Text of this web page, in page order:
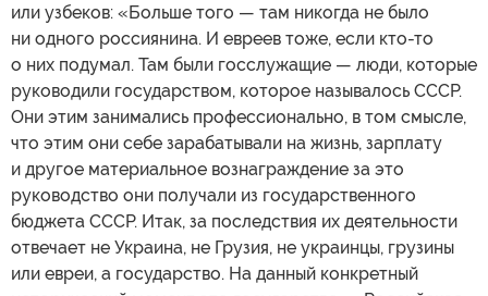
или узбеков: «Больше того — там никогда не было
ни одного россиянина. И евреев тоже, если кто-то
о них подумал. Там были госслужащие — люди, которые
руководили государством, которое называлось СССР.
Они этим занимались профессионально, в том смысле,
что этим они себе зарабатывали на жизнь, зарплату
и другое материальное вознаграждение за это
руководство они получали из государственного
бюджета СССР. Итак, за последствия их деятельности
отвечает не Украина, не Грузия, не украинцы, грузины
или евреи, а государство. На данный конкретный